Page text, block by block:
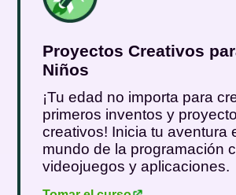
Proyectos Creativos
Niños
¡Tu edad no importa para
primeros inventos y
creativos! Inicia tu aventura
mundo de la programación
videojuegos y aplicaciones.